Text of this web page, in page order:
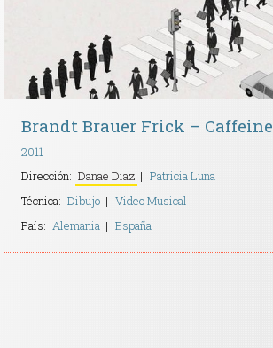
Brandt Brauer Frick – Caffeine
2011
Dirección: Danae Diaz
Patricia Luna
Técnica: Dibujo
Video Musical
País: Alemania España